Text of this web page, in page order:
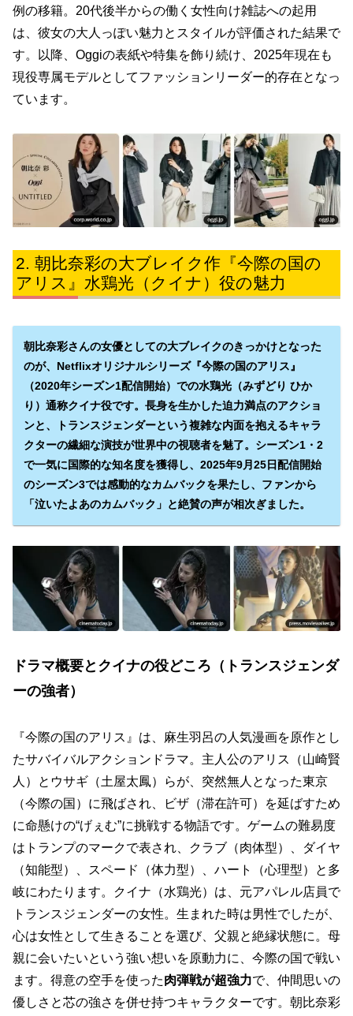
例の移籍。20代後半からの働く女性向け雑誌への起用
は、彼女の大人っぽい魅力とスタイルが評価された結果で
す。以降、Oggiの表紙や特集を飾り続け、2025年現在も
現役専属モデルとしてファッションリーダー的存在となっ
ています。
朝比奈彩の大ブレイク作『今際の国の
アリス』水鶏光（クイナ）役の魅力
朝比奈彩さんの女優としての大ブレイクのきっかけとなった
のが、Netflixオリジナルシリーズ『今際の国のアリス』
（2020年シーズン1配信開始）での水鶏光（みずどり ひか
り）通称クイナ役です。長身を生かした迫力満点のアクショ
ンと、トランスジェンダーという複雑な内面を抱えるキャラ
クターの繊細な演技が世界中の視聴者を魅了。シーズン1・2
で一気に国際的な知名度を獲得し、2025年9月25日配信開始
のシーズン3では感動的なカムバックを果たし、ファンから
「泣いたよあのカムバック」と絶賛の声が相次ぎました。
ドラマ概要とクイナの役どころ（トランスジェンダ
ーの強者）
『今際の国のアリス』は、麻生羽呂の人気漫画を原作とし
たサバイバルアクションドラマ。主人公のアリス（山崎賢
人）とウサギ（土屋太鳳）らが、突然無人となった東京
（今際の国）に飛ばされ、ビザ（滞在許可）を延ばすため
に命懸けの“げぇむ”に挑戦する物語です。ゲームの難易度
はトランプのマークで表され、クラブ（肉体型）、ダイヤ
（知能型）、スペード（体力型）、ハート（心理型）と多
岐にわたります。クイナ（水鶏光）は、元アパレル店員で
トランスジェンダーの女性。生まれた時は男性でしたが、
心は女性として生きることを選び、父親と絶縁状態に。母
親に会いたいという強い想いを原動力に、今際の国で戦い
ます。得意の空手を使った肉弾戦が超強力で、仲間思いの
優しさと芯の強さを併せ持つキャラクターです。朝比奈彩